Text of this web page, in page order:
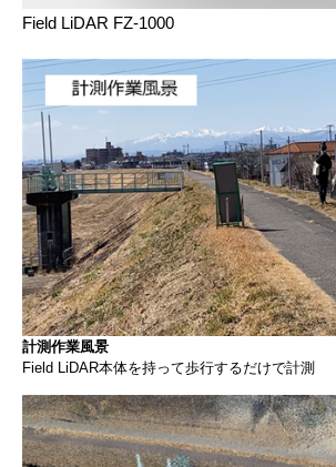
Field LiDAR FZ-1000
計測作業風景
Field LiDAR本体を持って歩行するだけで計測